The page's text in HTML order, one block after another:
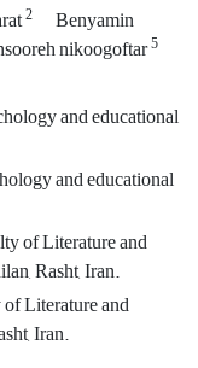
2
Benyamin
nikoogoftar5
and educational
and educational
of Literature and
Rasht, Iran.
Literature and
Iran.